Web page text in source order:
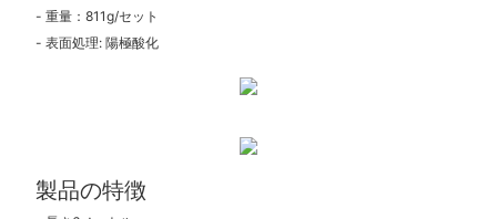
- 重量：811g/セット
- 表面処理: 陽極酸化
製品の特徴